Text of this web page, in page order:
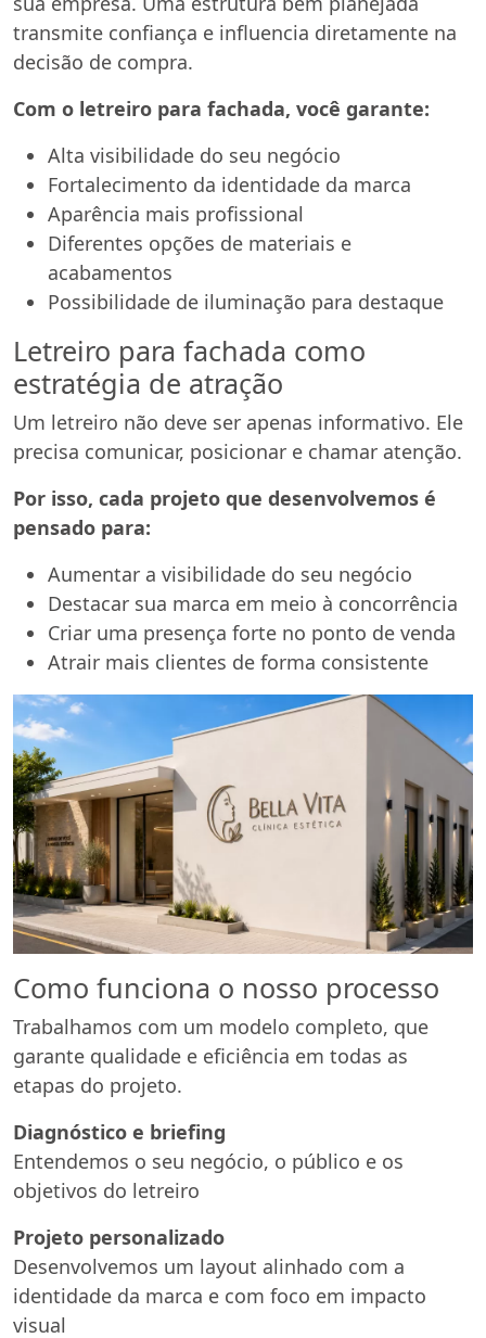
transmite confiança e influencia diretamente na
decisão de compra.
Com o letreiro para fachada, você garante:
Alta visibilidade do seu negócio
Fortalecimento da identidade da marca
Aparência mais profissional
Diferentes opções de materiais e
acabamentos
Possibilidade de iluminação para destaque
Letreiro para fachada como
estratégia de atração
Um letreiro não deve ser apenas informativo. Ele
precisa comunicar, posicionar e chamar atenção.
Por isso, cada projeto que desenvolvemos é
pensado para:
Aumentar a visibilidade do seu negócio
Destacar sua marca em meio à concorrência
Criar uma presença forte no ponto de venda
Atrair mais clientes de forma consistente
Como funciona o nosso processo
Trabalhamos com um modelo completo, que
garante qualidade e eficiência em todas as
etapas do projeto.
Diagnóstico e briefing
Entendemos o seu negócio, o público e os
objetivos do letreiro
Projeto personalizado
Desenvolvemos um layout alinhado com a
identidade da marca e com foco em impacto
visual